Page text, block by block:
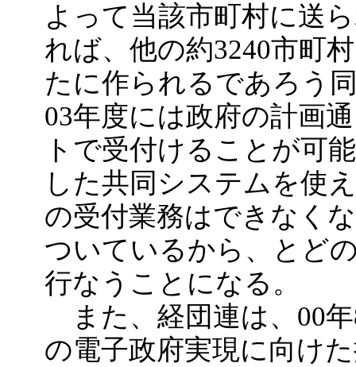
よって当該市町村に送
れば、他の約3240市町
たに作られるであろう
03年度には政府の計画
トで受付けることが可
した共同システムを使
の受付業務はできなく
ついているから、とど
行なうことになる。
また、経団連は、00
の電子政府実現に向け